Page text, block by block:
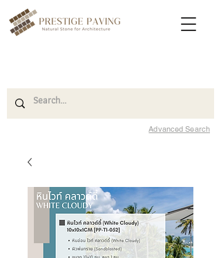
Advanced Search